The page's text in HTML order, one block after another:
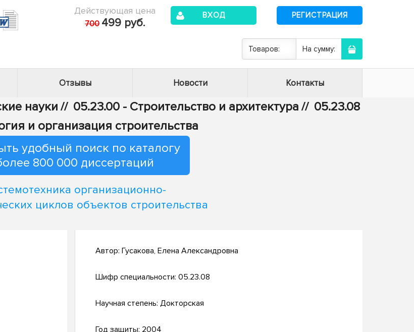
Действующая цена
700 499 руб.
ВХОД РЕГИСТРАЦИЯ
Товаров: На сумму:
Отзывы Новости Контакты
науки // 05.23.00 - Строительство и архитектура // 05.23.08
и организация строительства
удобный поиск по каталогу
800 000 диссертаций
организационно-
циклов объектов строительства
Автор: Гусакова, Елена Александровна
Шифр специальности: 05.23.08
Научная степень: Докторская
Год защиты: 2004